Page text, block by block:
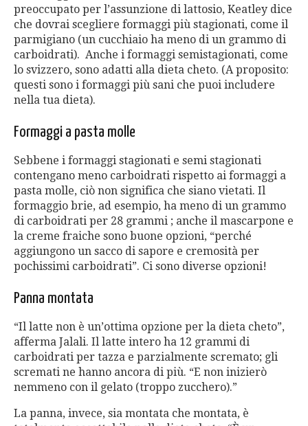
preoccupato per l’assunzione di lattosio, Keatley dice
che dovrai scegliere formaggi più stagionati, come il
parmigiano (un cucchiaio ha meno di un grammo di
carboidrati). Anche i formaggi semistagionati, come
lo svizzero, sono adatti alla dieta cheto. (A proposito:
questi sono i formaggi più sani che puoi includere
nella tua dieta).
Formaggi a pasta molle
Sebbene i formaggi stagionati e semi stagionati
contengano meno carboidrati rispetto ai formaggi a
pasta molle, ciò non significa che siano vietati. Il
formaggio brie, ad esempio, ha meno di un grammo
di carboidrati per 28 grammi ; anche il mascarpone e
la creme fraiche sono buone opzioni, “perché
aggiungono un sacco di sapore e cremosità per
pochissimi carboidrati”. Ci sono diverse opzioni!
Panna montata
“Il latte non è un’ottima opzione per la dieta cheto”,
afferma Jalali. Il latte intero ha 12 grammi di
carboidrati per tazza e parzialmente scremato; gli
scremati ne hanno ancora di più. “E non inizierò
nemmeno con il gelato (troppo zucchero).”
La panna, invece, sia montata che montata, è